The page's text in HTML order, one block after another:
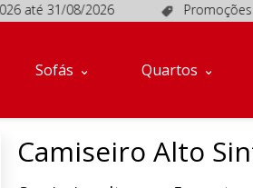
até 31/08/2026 Promoções em
Sofás Quartos
Camiseiro Alto